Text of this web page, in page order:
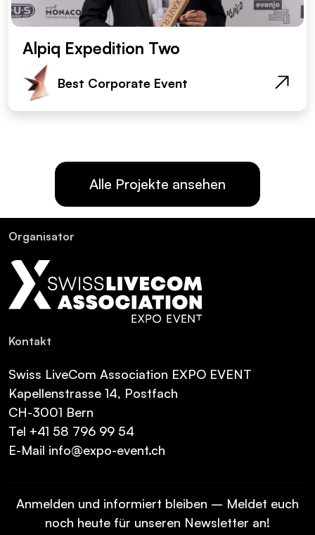
Alpiq Expedition Two
Best Corporate Event
Alle Projekte ansehen
Or­ga­ni­sa­tor
Kon­takt
Swiss LiveCom Association EXPO EVENT
Kapellenstrasse 14, Postfach
CH-3001 Bern
Tel +41 58 796 99 54
E-Mail info@expo-event.ch
Anmelden und informiert bleiben – Meldet euch
noch heute für unseren Newsletter an!